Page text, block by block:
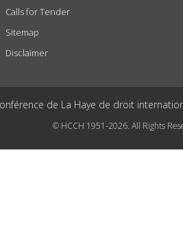
Calls for Tender
Sitemap
Disclaimer
de La Haye de droit
© HCCH 1951-2026. All Rights